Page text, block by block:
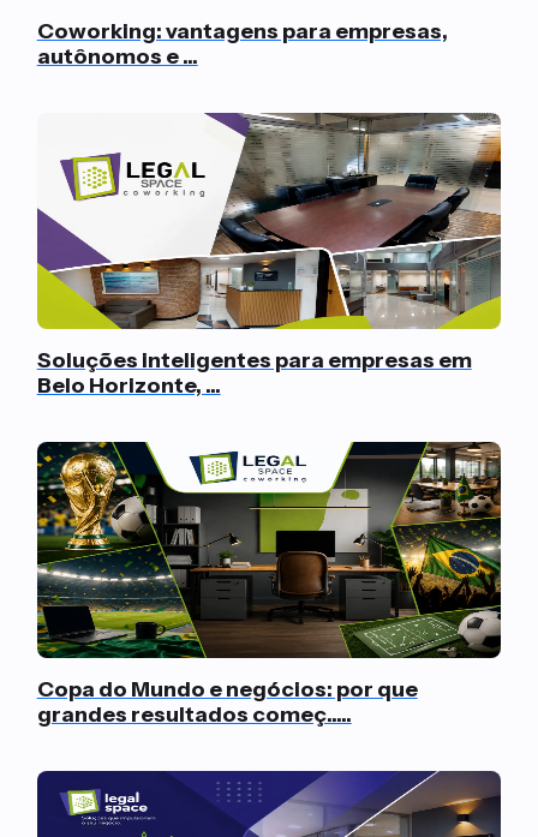
Coworking: vantagens para empresas,
autônomos e ...
Soluções inteligentes para empresas em
Belo Horizonte, ...
Copa do Mundo e negócios: por que
grandes resultados começ.....